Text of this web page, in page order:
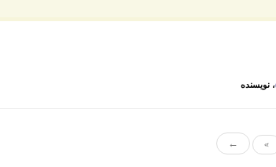
، نویسنده
»
←